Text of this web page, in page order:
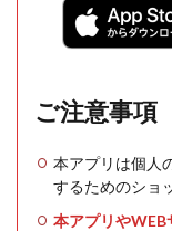
ご注意事項
本アプリは個人
するためのショ
本アプリやWEB